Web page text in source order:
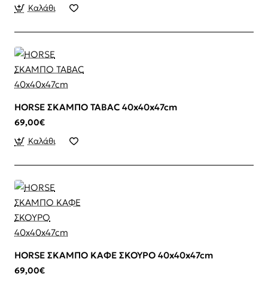
Καλάθι
HORSE ΣΚΑΜΠΟ TABAC 40x40x47cm
69,00€
Καλάθι
HORSE ΣΚΑΜΠΟ ΚΑΦΕ ΣΚΟΥΡΟ 40x40x47cm
69,00€